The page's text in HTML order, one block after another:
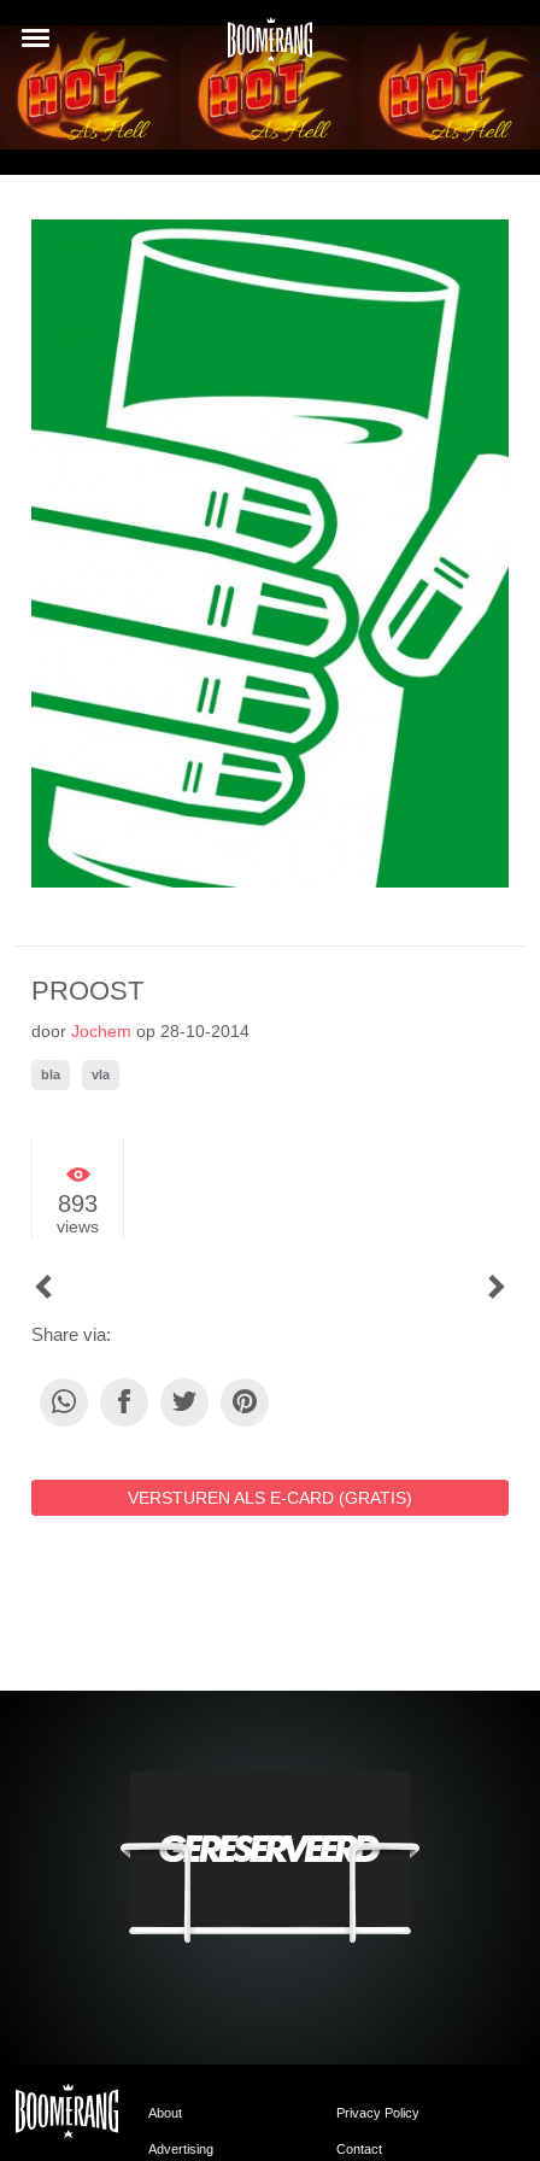
PROOST
doorJochem op 28-10-2014
bla vla
893
views
POST
Share via:
VERSTUREN ALS E-CARD (GRATIS)
About Privacy Policy
Advertising Contact